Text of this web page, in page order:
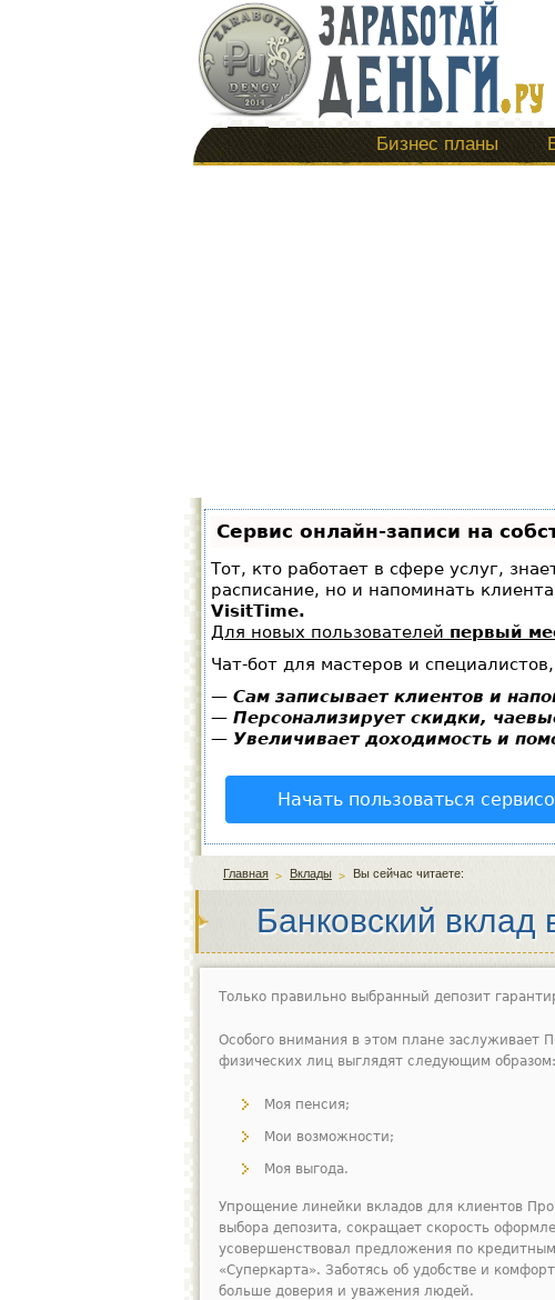
Бизнес планы
Сервис онлайн-записи на
Тот, кто работает в сфере услуг,
расписание, но и напоминать
VisitTime.
Для новых пользователей первый
Чат-бот для мастеров и
— Сам записывает клиентов и
— Персонализирует скидки,
— Увеличивает доходимость и
Начать пользоваться
Главная Вклады Вы сейчас читаете:
Банковский вклад
Только правильно выбранный депозит
Особого внимания в этом плане заслуживает
физических лиц выглядят следующим образом:
Моя пенсия;
Мои возможности;
Моя выгода.
Упрощение линейки вкладов для клиентов
выбора депозита, сокращает скорость
усовершенствовал предложения по
«Суперкарта». Заботясь об удобстве и
больше доверия и уважения людей.